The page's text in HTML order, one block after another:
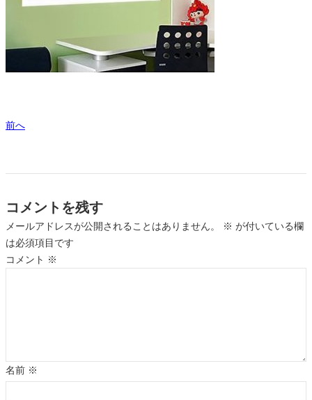
前へ
コメントを残す
メールアドレスが公開されることはありません。 ※ が付いている欄
は必須項目です
コメント ※
名前 ※